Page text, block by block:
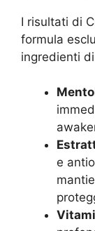
I risultati di
formula
ingredienti
e